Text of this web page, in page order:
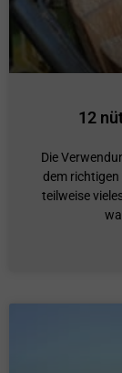
12
Die
dem richtigen
teilweise